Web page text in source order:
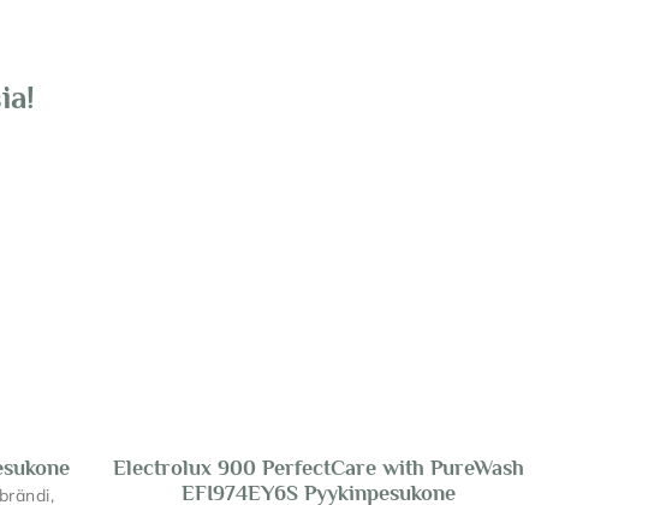
Electrolux 900 PerfectCare with PureWash
EFI974EY6S Pyykinpesukone